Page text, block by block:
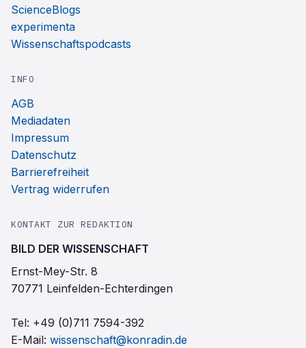
ScienceBlogs
experimenta
Wissenschaftspodcasts
INFO
AGB
Mediadaten
Impressum
Datenschutz
Barrierefreiheit
Vertrag widerrufen
KONTAKT ZUR REDAKTION
BILD DER WISSENSCHAFT
Ernst-Mey-Str. 8
70771 Leinfelden-Echterdingen
Tel: +49 (0)711 7594-392
E-Mail: wissenschaft@konradin.de